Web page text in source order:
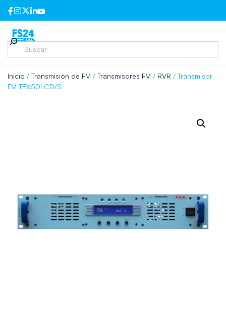
Inicio / Transmisión de FM / Transmisores FM / RVR / Transmisor
FM TEX50LCD/S